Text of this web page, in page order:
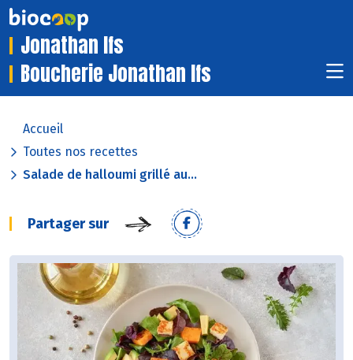
Jonathan Ifs
Boucherie Jonathan Ifs
Accueil
Toutes nos recettes
Salade de halloumi grillé au...
Partager sur